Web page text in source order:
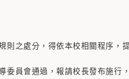
處分，得依本校相關程序，提
會通過，報請校長發布施行，